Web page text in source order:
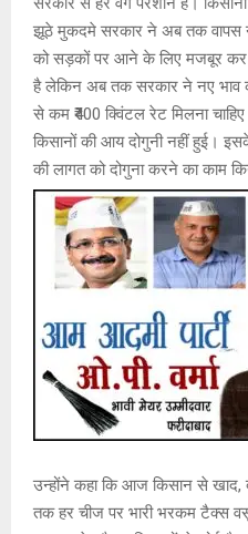
झूठे मुकदमे सरकार ने अब तक वापस
को सड़कों पर आने के लिए मजबूर कर
है लेकिन अब तक सरकार ने नए भाव
से कम ₹400 क्विंटल रेट मिलना
किसानों की आय दोगुनी नहीं हुई।
की लागत को दोगुना करने का काम
उन्होंने कहा कि आज किसान से खाद,
तक हर चीज पर भारी भरकम टैक्स